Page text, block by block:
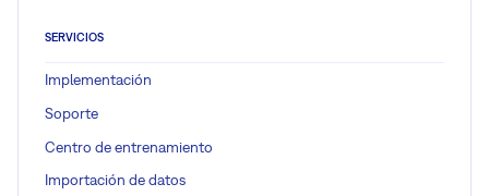
SERVICIOS
Implementación
Soporte
Centro de entrenamiento
Importación de datos